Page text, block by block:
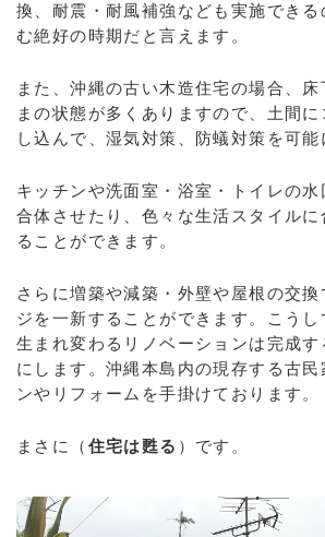
換、耐震・耐風補強なども実施でき
む絶好の時期だと言えます。
また、沖縄の古い木造住宅の場合、床
まの状態が多くありますので、土間
し込んで、湿気対策、防蟻対策を可能
キッチンや洗面室・浴室・トイレの水
合体させたり、色々な生活スタイル
ることができます。
さらに増築や減築・外壁や屋根の交
ジを一新することができます。こうし
生まれ変わるリノベーションは完成す
にします。沖縄本島内の現存する古民
ンやリフォームを手掛けております。
まさに（ 住宅は甦る ）です。